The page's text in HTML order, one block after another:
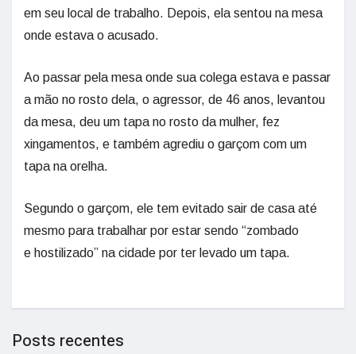
em seu local de trabalho. Depois, ela sentou na mesa
onde estava o acusado.
Ao passar pela mesa onde sua colega estava e passar
a mão no rosto dela, o agressor, de 46 anos, levantou
da mesa, deu um tapa no rosto da mulher, fez
xingamentos, e também agrediu o garçom com um
tapa na orelha.
Segundo o garçom, ele tem evitado sair de casa até
mesmo para trabalhar por estar sendo “zombado
e hostilizado” na cidade por ter levado um tapa.
Posts recentes